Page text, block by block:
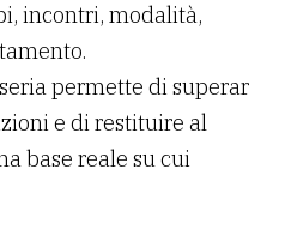
incontri, modalità,
permette di superar
e di restituire al
base reale su cui